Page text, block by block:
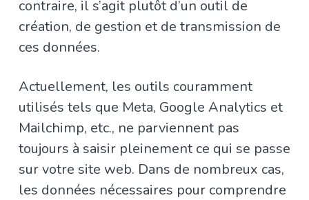
contraire, il s’agit plutôt d’un outil de
création, de gestion et de transmission de
ces données.
Actuellement, les outils couramment
utilisés tels que Meta, Google Analytics et
Mailchimp, etc., ne parviennent pas
toujours à saisir pleinement ce qui se passe
sur votre site web. Dans de nombreux cas,
les données nécessaires pour comprendre